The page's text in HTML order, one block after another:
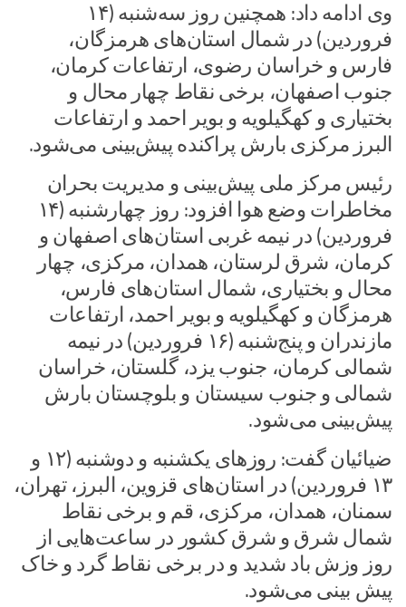
وی ادامه داد: همچنین روز سه‌شنبه (۱۴
فروردین) در شمال استان‌های هرمزگان،
فارس و خراسان رضوی، ارتفاعات کرمان،
جنوب اصفهان، برخی نقاط چهار محال و
بختیاری و کهگیلویه و بویر احمد و ارتفاعات
البرز مرکزی بارش پراکنده پیش‌بینی می‌شود.
رئیس مرکز ملی پیش‌بینی و مدیریت بحران
مخاطرات وضع هوا افزود: روز چهارشنبه (۱۴
فروردین) در نیمه غربی استان‌های اصفهان و
کرمان، شرق لرستان، همدان، مرکزی، چهار
محال و بختیاری، شمال استان‌های فارس،
هرمزگان و کهگیلویه و بویر احمد، ارتفاعات
مازندران و پنج‌شنبه (۱۶ فروردین) در نیمه
شمالی کرمان، جنوب یزد، گلستان، خراسان
شمالی و جنوب سیستان و بلوچستان بارش
پیش‌بینی می‌شود.
ضیائیان گفت: روزهای یکشنبه و دوشنبه (۱۲ و
۱۳ فروردین) در استان‌های قزوین، البرز، تهران،
سمنان، همدان، مرکزی، قم و برخی نقاط
شمال شرق و شرق کشور در ساعت‌هایی از
روز وزش باد شدید و در برخی نقاط گرد و خاک
پیش بینی می‌شود.